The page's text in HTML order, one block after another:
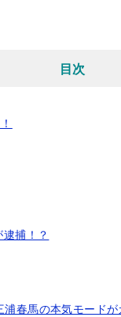
目次
捕！？
春馬の本気モードが